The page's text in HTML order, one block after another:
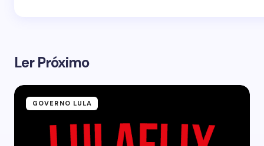
Ler Próximo
GOVERNO LULA